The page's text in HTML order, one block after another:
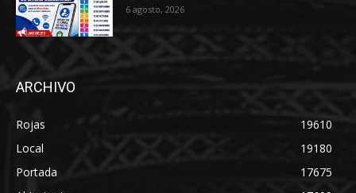
6 agosto, 2026
ARCHIVO
Rojas
19610
Local
19180
Portada
17675